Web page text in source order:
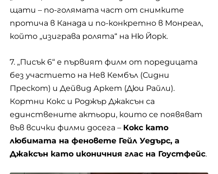
щати – по-голямата част от снимките
протича в Канада и по-конкретно в Монреал,
който „изиграва ролята“ на Ню Йорк.
7. „Писък 6“ е първият филм от поредицата
без участието на Нев Кембъл (Сидни
Прескот) и Дейвид Аркет (Дюи Райли).
Кортни Кокс и Роджър Джаксън са
единствените актьори, които се появяват
във всички филми досега – Кокс като
любимата на феновете Гейл Уедърс, а
Джаксън като иконичния глас на Гоустфейс.